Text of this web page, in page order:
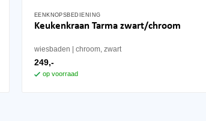
EENKNOPSBEDIENING
Keukenkraan Tarma zwart/chroom
wiesbaden chroom, zwart
249,-
op voorraad